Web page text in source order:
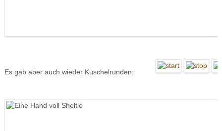
Es gab aber auch wieder Kuschelrunden: